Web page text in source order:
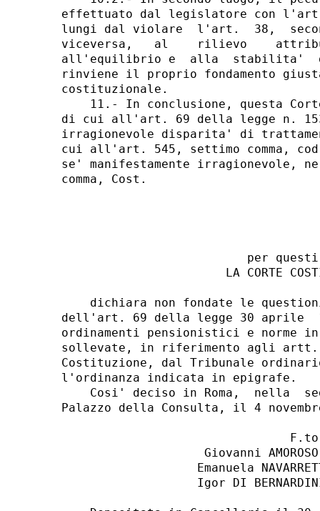
per
LA CORTE
dichiara non fondate le
dell'art. 69 della legge 30 aprile
ordinamenti pensionistici e norme
sollevate, in riferimento agli artt.
Costituzione, dal Tribunale
l'ordinanza indicata in epigrafe.
Cosi' deciso in Roma,  nella
Palazzo della Consulta, il 4
Giovanni
Emanuela
Igor DI